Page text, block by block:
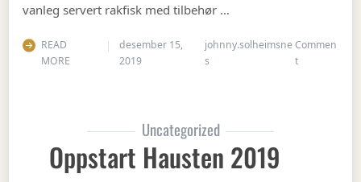
vanleg servert rakfisk med tilbehør …
READ
MORE
desember 15,
2019
johnny.solheimsne
s
Commen
ton
Uncategorized
Oppstart Hausten 2019